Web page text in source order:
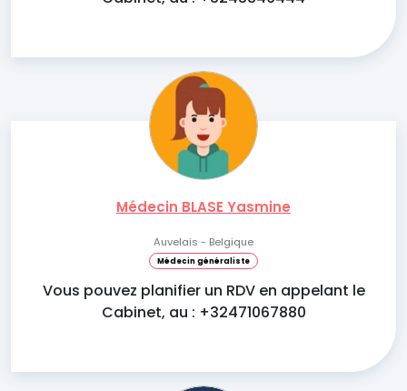
Médecin BLASE Yasmine
Auvelais - Belgique
Médecin généraliste
Vous pouvez planifier un RDV en appelant le
Cabinet, au : +32471067880